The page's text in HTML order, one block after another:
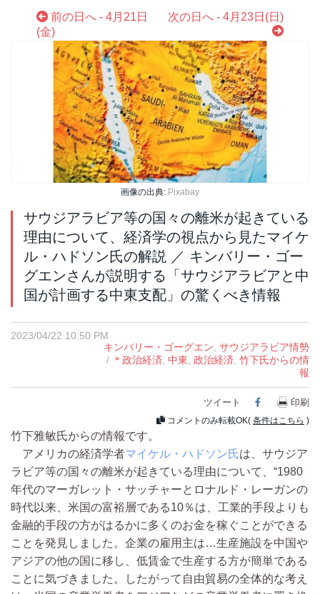
前の日へ - 4月21日
(金)
次の日へ - 4月23日(日)
画像の出典: Pixabay
サウジアラビア等の国々の離米が起きている
理由について、経済学の視点から見たマイケ
ル・ハドソン氏の解説 ／ キンバリー・ゴー
グエンさんが説明する「サウジアラビアと中
国が計画する中東支配」の驚くべき情報
2023/04/22 10:50 PM
キンバリー・ゴーグエン, サウジアラビア情勢
/ ＊政治経済, 中東, 政治経済, 竹下氏からの情
報
ツイート Facebook
印刷
コメントのみ転載OK( 条件はこちら )
竹下雅敏氏からの情報です。
アメリカの経済学者マイケル・ハドソン氏は、サウジア
ラビア等の国々の離米が起きている理由について、“1980
年代のマーガレット・サッチャーとロナルド・レーガンの
時代以来、米国の富裕層である10％は、工業的手段よりも
金融的手段の方がはるかに多くのお金を稼ぐことができる
ことを発見しました。企業の雇用主は…生産施設を中国や
アジアの他の国に移し、低賃金で生産する方が簡単である
ことに気づきました。したがって自由貿易の全体的な考え